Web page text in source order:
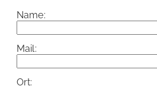
Name:
Mail:
Ort: